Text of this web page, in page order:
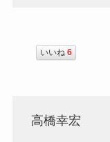
いいね 6
高橋幸宏